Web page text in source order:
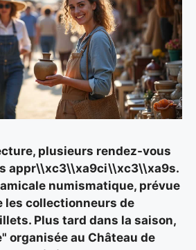
plusieurs rendez-vous
appr\\xc3\\xa9ci\\xc3\\xa9s.
numismatique, prévue
les collectionneurs de
Plus tard dans la saison,
organisée au Château de